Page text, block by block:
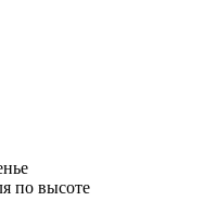
по высоте